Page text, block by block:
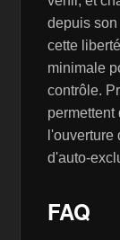
depuis
cette
minimale
contrôle.
permettent
l'ouverture
d'auto-
FAQ